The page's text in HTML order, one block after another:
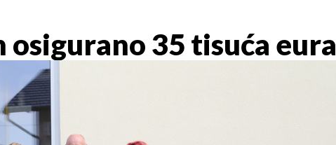
35 tisuća eura